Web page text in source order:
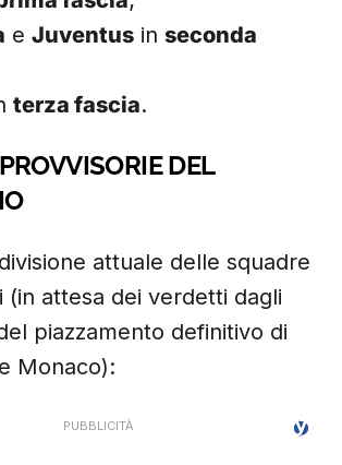
e Juventus in seconda
terza fascia.
DEL
attuale delle squadre
(in attesa dei verdetti dagli
piazzamento definitivo di
Monaco):